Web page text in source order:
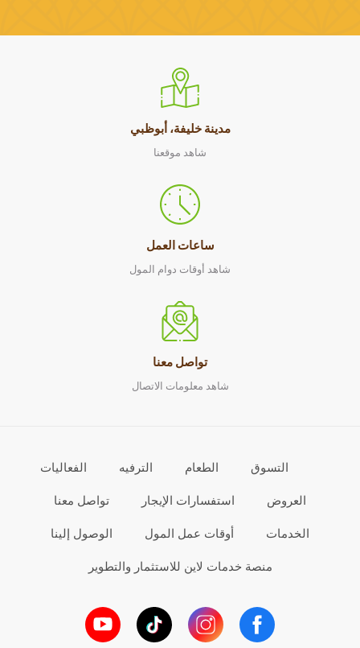
مدينة خليفة، أبوظبي
شاهد موقعنا
ساعات العمل
شاهد أوقات دوام المول
تواصل معنا
شاهد معلومات الاتصال
التسوق الطعام الترفيه
الفعاليات
العروض
استفسارات الإيجار
تواصل معنا
الخدمات
أوقات عمل المول
الوصول إلينا
منصة خدمات لاين للاستثمار والتطوير